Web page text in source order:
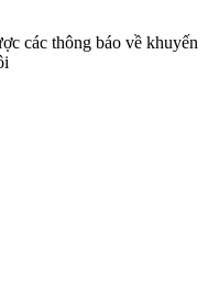
các thông báo về khuyến